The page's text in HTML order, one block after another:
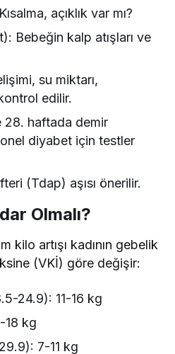
açıklık var mı?
Bebeğin kalp atışları ve
su miktarı,
edilir.
28. haftada demir
diyabet için testler
(Tdap) aşısı önerilir.
Olmalı?
kilo artışı kadının gebelik
(VKİ) göre değişir:
24.9): 11-16 kg
18 kg
7-11 kg